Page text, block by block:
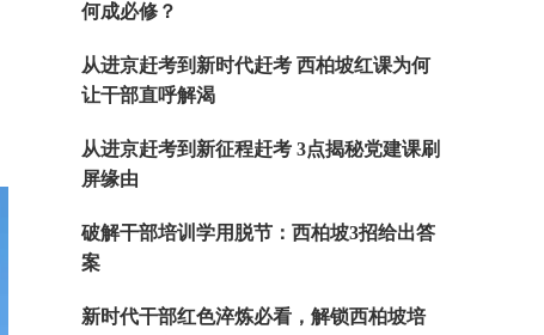
何成必修？
从进京赶考到新时代赶考 西柏坡红课为何
让干部直呼解渴
从进京赶考到新征程赶考 3点揭秘党建课刷
屏缘由
破解干部培训学用脱节：西柏坡3招给出答
案
新时代干部红色淬炼必看，解锁西柏坡培